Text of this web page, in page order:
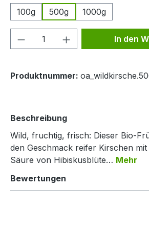
100g
500g 1000g
Produkt Anzahl: GibIn den
Produktnummer:
Beschreibung
Wild, fruchtig, frisch: Dieser Bio-
den Geschmack reifer Kirschen
Säure von Hibiskusblüte… Mehr
Bewertungen